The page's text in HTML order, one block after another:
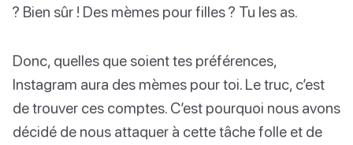
? Bien sûr ! Des mèmes pour filles ? Tu les as.
Donc, quelles que soient tes préférences,
Instagram aura des mèmes pour toi. Le truc, c’est
de trouver ces comptes. C’est pourquoi nous avons
décidé de nous attaquer à cette tâche folle et de